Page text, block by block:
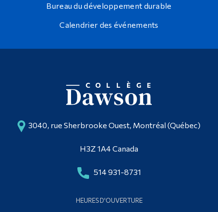
Bureau du développement durable
Calendrier des événements
3040, rue Sherbrooke Ouest, Montréal (Québec)
H3Z 1A4 Canada
514 931-8731
HEURES D'OUVERTURE